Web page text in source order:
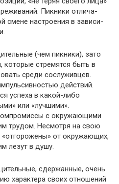
Пикники отлича­
смене настроения в зависи­
(чем пикники), зато
стремятся быть в
среди сослуживцев.
действий.
успеха в какой-либо
или «лучшими».
с окружающими
трудом. Несмотря на свою
«отгорожены» от окружающих,
лезут в душу.
сдержанные, очень
характера своих от­ношений